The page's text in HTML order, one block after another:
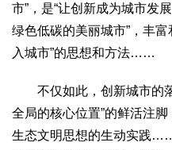
市”，是“让创新成为城市发
绿色低碳的美丽城市”，丰
入城市”的思想和方法……
不仅如此，创新城市的落
全局的核心位置”的鲜活注
生态文明思想的生动实践